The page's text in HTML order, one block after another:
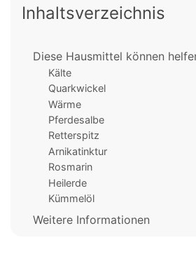
Inhaltsverzeichnis
Diese Hausmittel können
Kälte
Quarkwickel
Wärme
Pferdesalbe
Retterspitz
Arnikatinktur
Rosmarin
Heilerde
Kümmelöl
Weitere Informationen